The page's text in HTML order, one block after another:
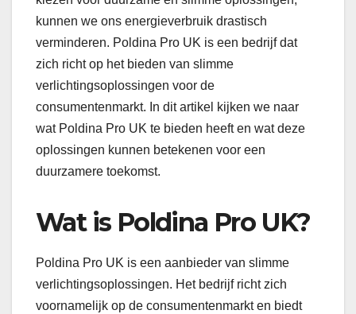
kunnen we ons energieverbruik drastisch
verminderen. Poldina Pro UK is een bedrijf dat
zich richt op het bieden van slimme
verlichtingsoplossingen voor de
consumentenmarkt. In dit artikel kijken we naar
wat Poldina Pro UK te bieden heeft en wat deze
oplossingen kunnen betekenen voor een
duurzamere toekomst.
Wat is Poldina Pro UK?
Poldina Pro UK is een aanbieder van slimme
verlichtingsoplossingen. Het bedrijf richt zich
voornamelijk op de consumentenmarkt en biedt